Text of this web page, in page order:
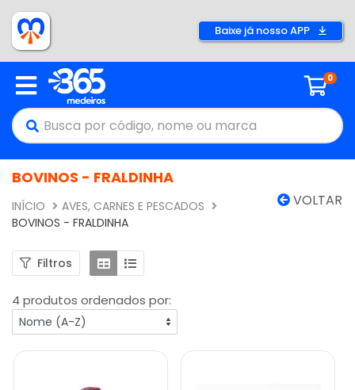
Baixe já nosso APP
0
BOVINOS - FRALDINHA
VOLTAR
INÍCIO
AVES, CARNES E PESCADOS
BOVINOS - FRALDINHA
Filtros
4 produtos ordenados por: